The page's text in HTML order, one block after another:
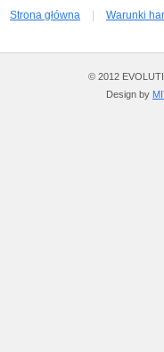
Strona główna Warunki
© 2012
Design by